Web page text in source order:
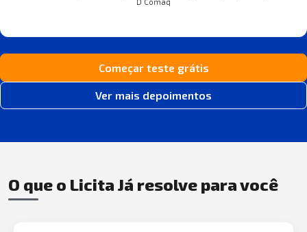
Começar teste grátis
Ver mais depoimentos
O que o Licita Já resolve para você